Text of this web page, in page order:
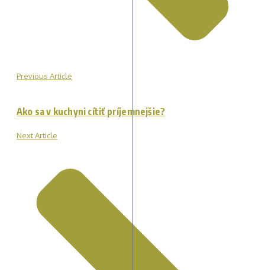
Previous Article
Ako sa v kuchyni cítiť príjemnejšie?
Next Article